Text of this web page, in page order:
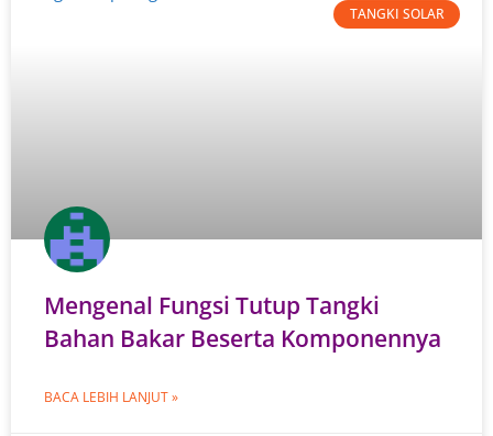
TANGKI SOLAR
Mengenal Fungsi Tutup Tangki
Bahan Bakar Beserta Komponennya
BACA LEBIH LANJUT »